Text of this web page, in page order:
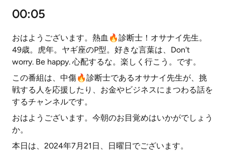
00:05
おはようございます。熱血🔥診断士！オサナイ先生。
49歳。虎年。ヤギ座のP型。好きな言葉は、Don't
worry. Be happy. 心配するな。楽しく行こう。です。
この番組は、中傷🔥診断士であるオサナイ先生が、挑
戦する人を応援したり、お金やビジネスにまつわる話を
するチャンネルです。
おはようございます。今朝のお目覚めはいかがでしょう
か。
本日は、2024年7月21日、日曜日でございます。